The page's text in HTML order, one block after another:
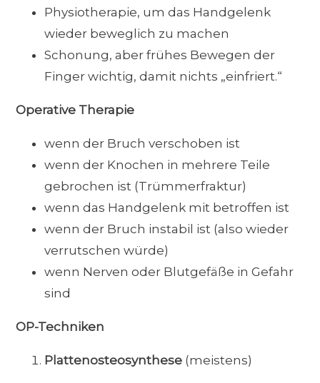
Physiotherapie, um das Handgelenk
wieder beweglich zu machen
Schonung, aber frühes Bewegen der
Finger wichtig, damit nichts „einfriert.“
Operative Therapie
wenn der Bruch verschoben ist
wenn der Knochen in mehrere Teile
gebrochen ist (Trümmerfraktur)
wenn das Handgelenk mit betroffen ist
wenn der Bruch instabil ist (also wieder
verrutschen würde)
wenn Nerven oder Blutgefäße in Gefahr
sind
OP-Techniken
Plattenosteosynthese (meistens)